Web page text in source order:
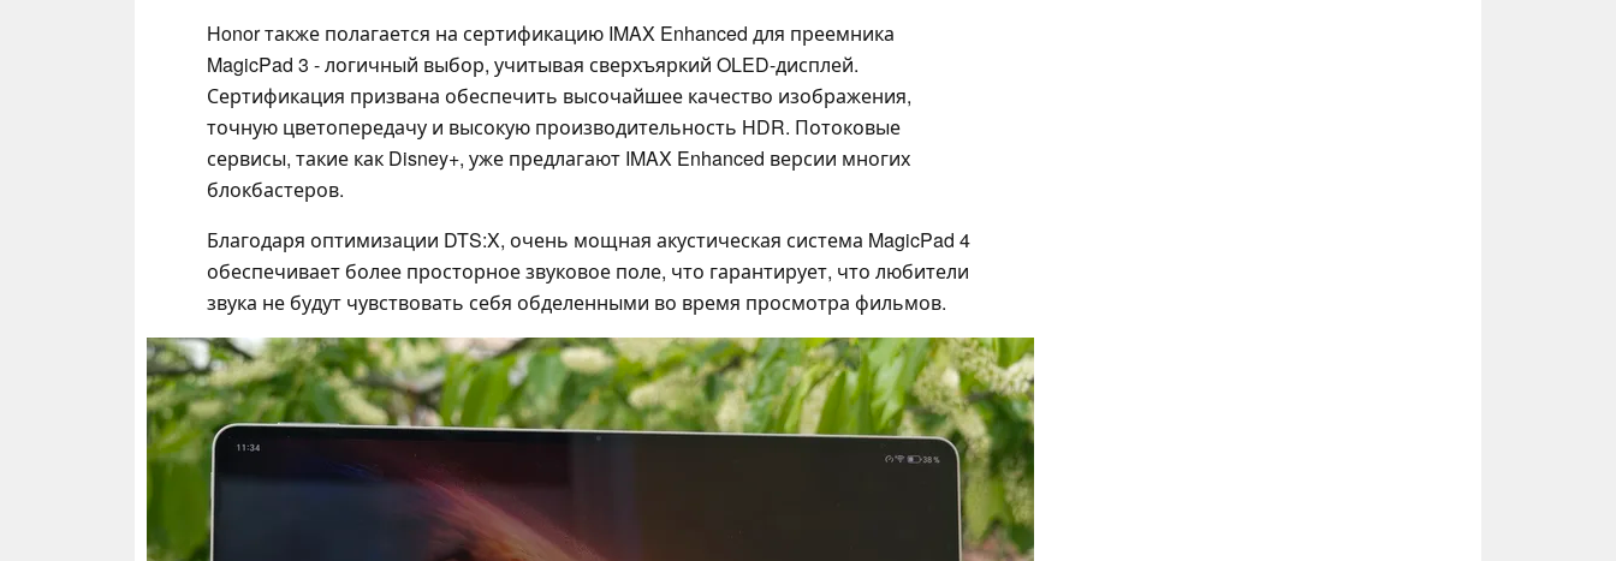
Honor также полагается на сертификацию IMAX Enhanced для преемника
MagicPad 3 - логичный выбор, учитывая сверхъяркий OLED-дисплей.
Сертификация призвана обеспечить высочайшее качество изображения,
точную цветопередачу и высокую производительность HDR. Потоковые
сервисы, такие как Disney+, уже предлагают IMAX Enhanced версии многих
блокбастеров.
Благодаря оптимизации DTS:X, очень мощная акустическая система MagicPad 4
обеспечивает более просторное звуковое поле, что гарантирует, что любители
звука не будут чувствовать себя обделенными во время просмотра фильмов.